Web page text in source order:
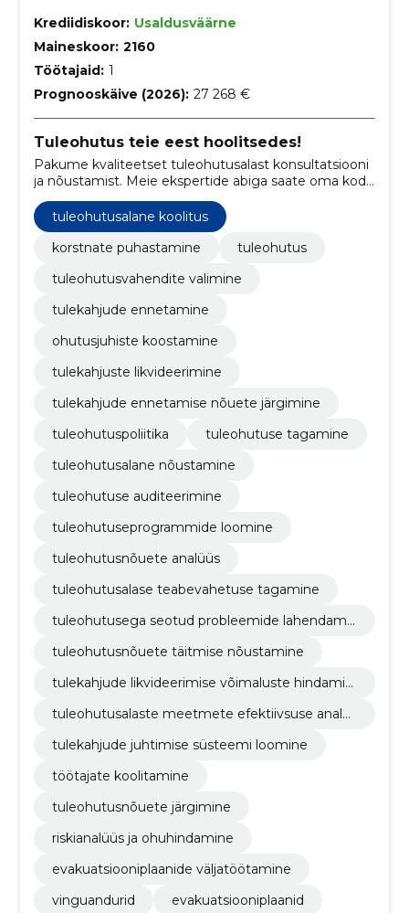
Krediidiskoor: Usaldusväärne
Maineskoor: 2160
Töötajaid: 1
Prognooskäive (2026): 27 268 €
Tuleohutus teie eest hoolitsedes!
Pakume kvaliteetset tuleohutusalast konsultatsiooni
ja nõustamist. Meie ekspertide abiga saate oma kodu
või asutust tuleohutusstandarditele vastavaks muuta.
tuleohutusalane koolitus
korstnate puhastamine
tuleohutus
tuleohutusvahendite valimine
tulekahjude ennetamine
ohutusjuhiste koostamine
tulekahjuste likvideerimine
tulekahjude ennetamise nõuete järgimine
tuleohutuspoliitika
tuleohutuse tagamine
tuleohutusalane nõustamine
tuleohutuse auditeerimine
tuleohutuseprogrammide loomine
tuleohutusnõuete analüüs
tuleohutusalase teabevahetuse tagamine
tuleohutusega seotud probleemide lahendami
tuleohutusnõuete täitmise nõustamine
tulekahjude likvideerimise võimaluste hindamin
tuleohutusalaste meetmete efektiivsuse analü
tulekahjude juhtimise süsteemi loomine
töötajate koolitamine
tuleohutusnõuete järgimine
riskianalüüs ja ohuhindamine
evakuatsiooniplaanide väljatöötamine
vinguandurid
evakuatsiooniplaanid